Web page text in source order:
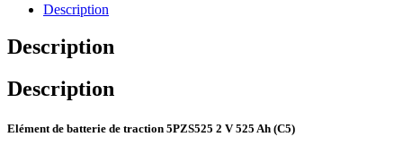
Description
Description
Description
Elément de batterie de traction 5PZS525 2 V 525 Ah (C5)